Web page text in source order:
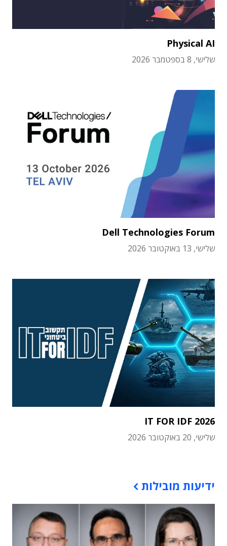
Physical AI
שלישי, 8 בספטמבר 2026
Dell Technologies Forum
שלישי, 13 באוקטובר 2026
IT FOR IDF 2026
שלישי, 20 באוקטובר 2026
ידיעות מובילות